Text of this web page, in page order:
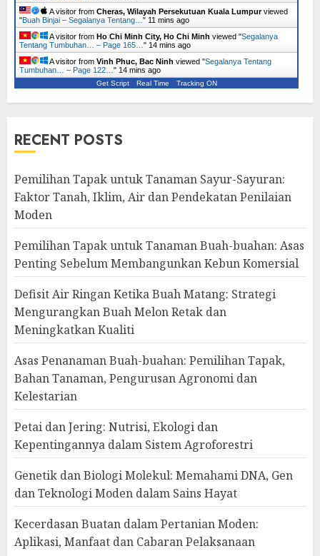
A visitor from Cheras, Wilayah Persekutuan Kuala Lumpurviewed
"Buah Binjai – Segalanya Tentang… " 11 mins ago
A visitor from Ho Chi Minh City, Ho Chi Minh viewed "Segalanya
Tentang Tumbuhan… – Page 165… " 14 mins ago
A visitor from Vinh Phuc, Bac Ninh viewed "Segalanya Tentang
Tumbuhan… – Page 122… " 14 mins ago
Get Script Real Time Tracking ON
RECENT POSTS
Pemilihan Tapak untuk Tanaman Sayur-Sayuran:
Faktor Tanah, Iklim, Air dan Pendekatan Penilaian
Moden
Pemilihan Tapak untuk Tanaman Buah-buahan: Asas
Penting Sebelum Membangunkan Kebun Komersial
Defisit Air Ringan Ketika Buah Matang: Strategi
Mengurangkan Buah Melon Retak dan
Meningkatkan Kualiti
Asas Penanaman Buah-buahan: Pemilihan Tapak,
Bahan Tanaman, Pengurusan Agronomi dan
Kelestarian
Petai dan Jering: Nutrisi, Ekologi dan
Kepentingannya dalam Sistem Agroforestri
Genetik dan Biologi Molekul: Memahami DNA, Gen
dan Teknologi Moden dalam Sains Hayat
Kecerdasan Buatan dalam Pertanian Moden:
Aplikasi, Manfaat dan Cabaran Pelaksanaan